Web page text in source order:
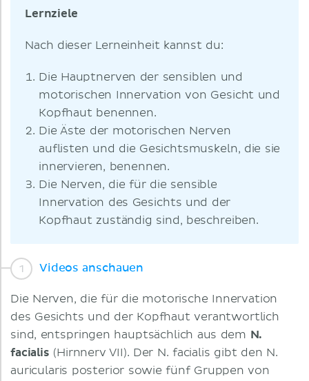
Lernziele
Nach dieser Lerneinheit kannst du:
Die Hauptnerven der sensiblen und
motorischen Innervation von Gesicht und
Kopfhaut benennen.
Die Äste der motorischen Nerven
auflisten und die Gesichtsmuskeln, die sie
innervieren, benennen.
Die Nerven, die für die sensible
Innervation des Gesichts und der
Kopfhaut zuständig sind, beschreiben.
Videos anschauen
Die Nerven, die für die motorische Innervation
des Gesichts und der Kopfhaut verantwortlich
sind, entspringen hauptsächlich aus dem N.
facialis (Hirnnerv VII). Der N. facialis gibt den N.
auricularis posterior sowie fünf Gruppen von